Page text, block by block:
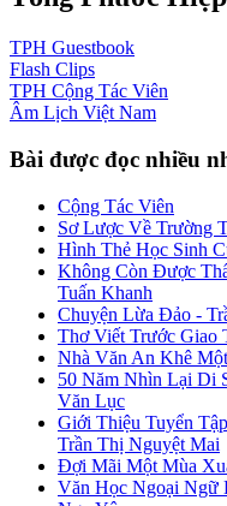
TPH Guestbook
Flash Clips
TPH Cộng Tác Viên
Âm Lịch Việt Nam
Bài được đọc nhiều
Cộng Tác Viên
Sơ Lược Về Trường
Hình Thẻ Học Sinh
Không Còn Được
Tuấn Khanh
Chuyện Lừa Đảo -
Thơ Viết Trước Giao
Nhà Văn An Khê
50 Năm Nhìn Lại Di
Văn Lục
Giới Thiệu Tuyển
Trần Thị Nguyệt Mai
Đợi Mãi Một Mùa
Văn Học Ngoại Ngữ